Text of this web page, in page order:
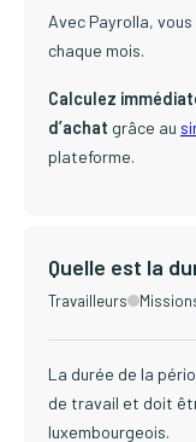
Avec Payrolla,
chaque mois.
Calculez
d’achat grâce au
plateforme.
Quelle est la
Travailleurs
La durée de la
de travail et doit
luxembourgeois.